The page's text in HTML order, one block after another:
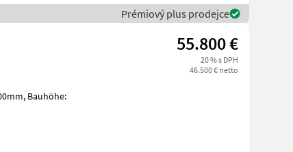
Prémiový plus prodejce
55.800 €
20 % s DPH
46.500 € netto